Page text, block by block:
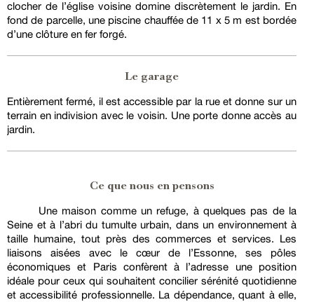
clocher de l’église voisine domine discrètement le jardin. En
fond de parcelle, une piscine chauffée de 11 x 5 m est bordée
d’une clôture en fer forgé.
Le garage
Entièrement fermé, il est accessible par la rue et donne sur un
terrain en indivision avec le voisin. Une porte donne accès au
jardin.
Ce que nous en pensons
Une maison comme un refuge, à quelques pas de la
Seine et à l’abri du tumulte urbain, dans un environnement à
taille humaine, tout près des commerces et services. Les
liaisons aisées avec le cœur de l’Essonne, ses pôles
économiques et Paris confèrent à l’adresse une position
idéale pour ceux qui souhaitent concilier sérénité quotidienne
et accessibilité professionnelle. La dépendance, quant à elle,